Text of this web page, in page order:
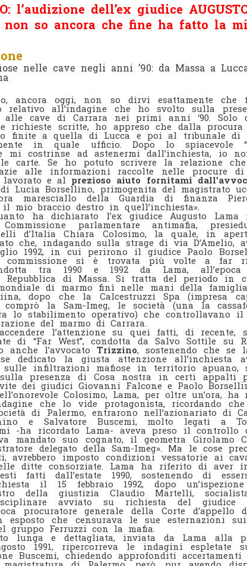
l’audizione dell’ex giudice
non so ancora che fine ha fatto la
nelle cave negli anni ’90: da Massa a
ancora oggi, non so dirvi esattamente che
all’indagine che ho svolto sulla
alle cave di Carrara nei primi anni ‘90. Solo
richieste scritte, ho appreso che dalla
finite a quella di Lucca e poi al tribunale di
in quale ufficio. Dopo lo spiacevole
mi costrinse ad astenermi dall’inchiesta, io
carte. Se ho potuto scrivere la relazione
alle informazioni raccolte nelle procure di
e al prezioso aiuto fornitami
Lucia Borsellino, primogenita del magistrato
maresciallo della Guardia di finanza
mio braccio destro in quell’inchiesta».
ha dichiarato l’ex giudice Augusto Lama
parlamentare antimafia,
d’Italia Chiara Colosimo, la quale, in
che, indagando sulla strage di via D’Amelio,
1992, in cui perirono il giudice Paolo
commissione si è trovata più volte a far
tra 1990 e 1992 da Lama, all’epoca
Repubblica di Massa. Si tratta del periodo in
di marmo finì nelle mani della famiglia
dopo che la Calcestruzzi Spa (impresa
comprò la Sam-Imeg, le società (una la
lo stabilimento operativo) che controllavano il
del marmo di Carrara.
l’attenzione su quei fatti, di recente,
di “Far West”, condotta da Salvo Sottile su
l’avvocato Trizzino, sostenendo che se
dedicato la giusta attenzione all’inchiesta
infiltrazioni mafiose in territorio apuano,
presenza di Cosa nostra in certi appalti
dei giudici Giovanni Falcone e Paolo
Colosimo, Lama, per oltre un’ora, ha
che lo vide protagonista, ricordando che
di Palermo, entrarono nell’azionariato di
e Salvatore Buscemi, molto legati a
-ha ricordato Lama- aveva preso il controllo
mandato suo cognato, il geometra Girolamo
delegato della Sam-Imeg». Ma le cose
imposto condizioni vessatorie ai
ditte consorziate. Lama ha riferito di aver
fatti dall’estate 1990, sostenendo di
il 15 febbraio 1992, dopo
della giustizia Claudio Martelli,
avviato su richiesta del giudice
procuratore generale della Corte d’appello
che censurava le sue esternazioni
gruppo Ferruzzi con la mafia.
lunga e dettagliata, inviata da Lama alla
1991, ripercorreva le indagini espletate
Buscemi, chiedendo approfonditi accertamenti